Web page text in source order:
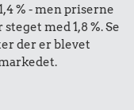
= 1,-
i dag
% - men priserne
med 1,8 %. Se
der er blevet